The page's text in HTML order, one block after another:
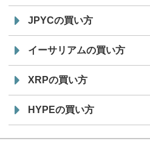
JPYCの買い方
イーサリアムの買い方
XRPの買い方
HYPEの買い方